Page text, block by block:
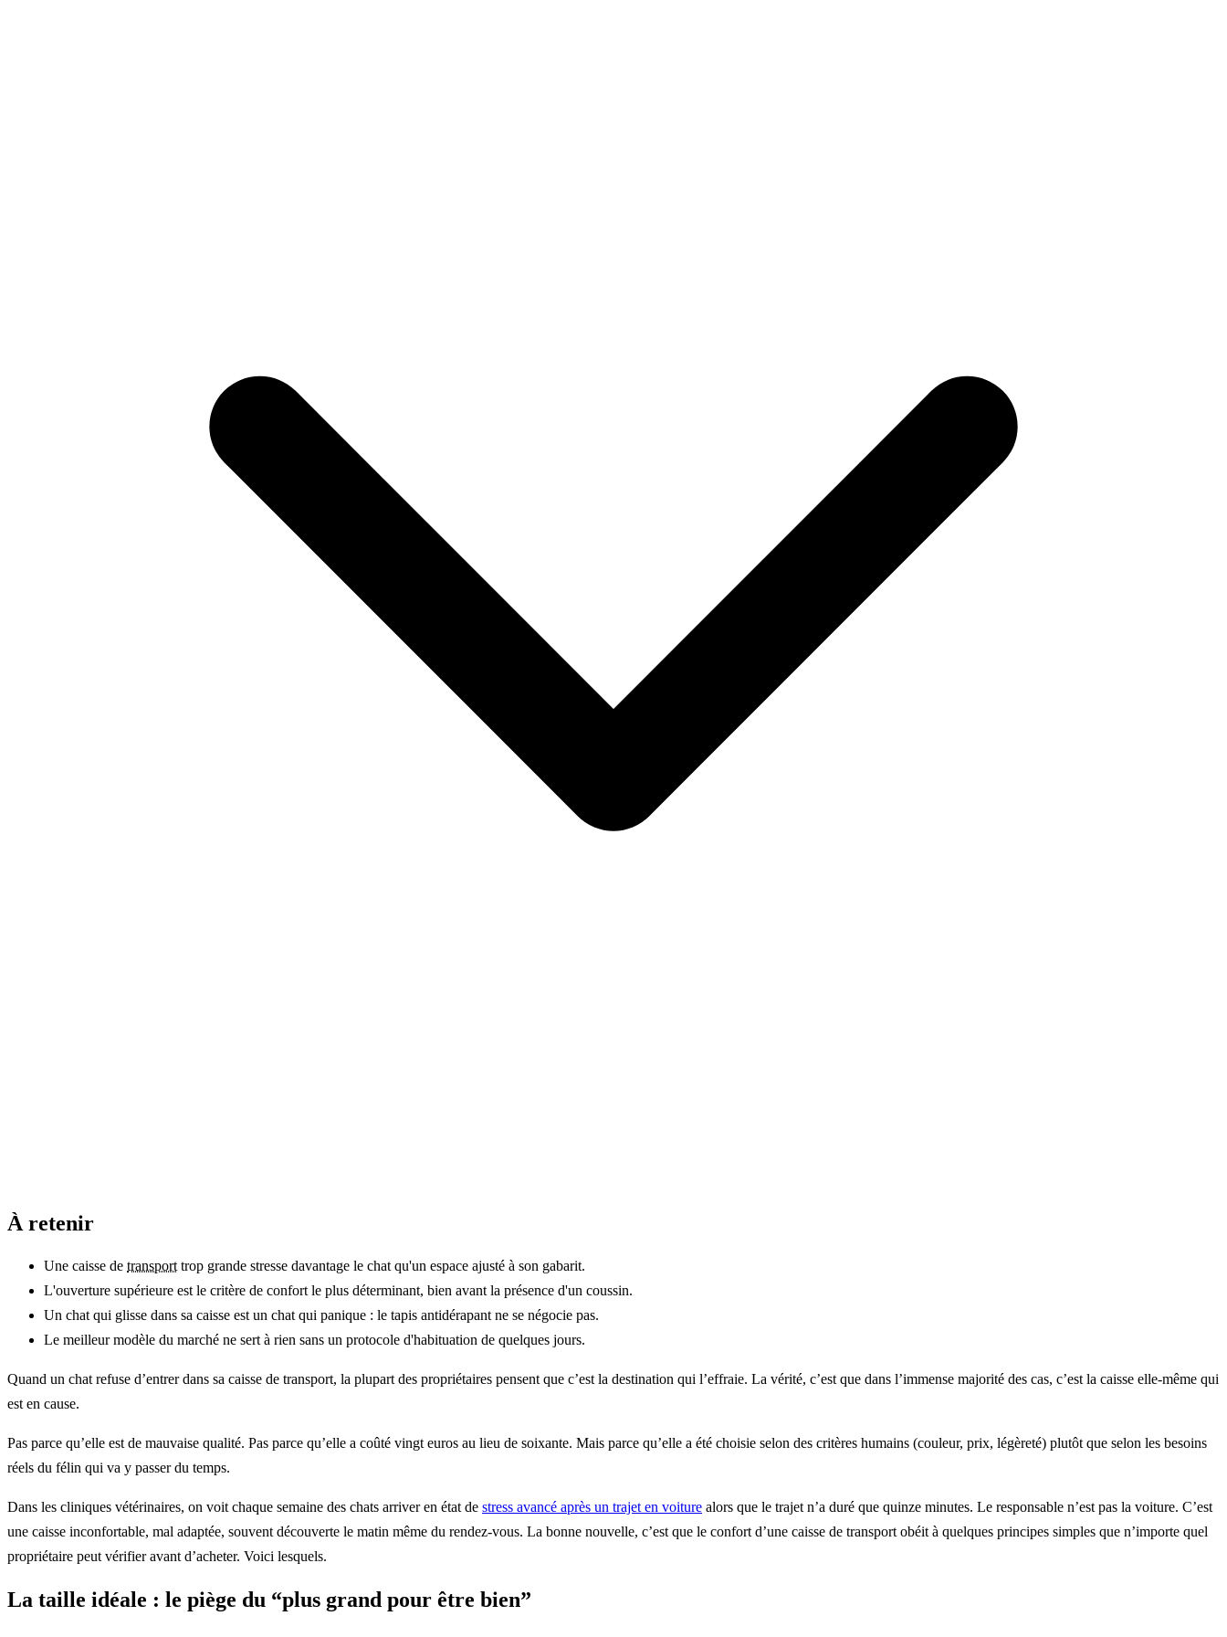
À retenir
Une caisse de transporttrop grande stresse davantage le chat qu'un espace ajusté à son gabarit.
L'ouverture supérieure est le critère de confort le plus déterminant, bien avant la présence d'un coussin.
Un chat qui glisse dans sa caisse est un chat qui panique : le tapis antidérapant ne se négocie pas.
Le meilleur modèle du marché ne sert à rien sans un protocole d'habituation de quelques jours.
Quand un chat refuse d’entrer dans sa caisse de transport, la plupart des propriétaires pensent que c’est la destination qui l’effraie. La vérité, c’est que dans l’immense majorité des cas, c’est la caisse elle-même qui
est en cause.
Pas parce qu’elle est de mauvaise qualité. Pas parce qu’elle a coûté vingt euros au lieu de soixante. Mais parce qu’elle a été choisie selon des critères humains (couleur, prix, légèreté) plutôt que selon les besoins
réels du félin qui va y passer du temps.
Dans les cliniques vétérinaires, on voit chaque semaine des chats arriver en état de stress avancé après un trajet en voiture alors que le trajet n’a duré que quinze minutes. Le responsable n’est pas la voiture. C’est
une caisse inconfortable, mal adaptée, souvent découverte le matin même du rendez-vous. La bonne nouvelle, c’est que le confort d’une caisse de transport obéit à quelques principes simples que n’importe quel
propriétaire peut vérifier avant d’acheter. Voici lesquels.
La taille idéale : le piège du “plus grand pour être bien”